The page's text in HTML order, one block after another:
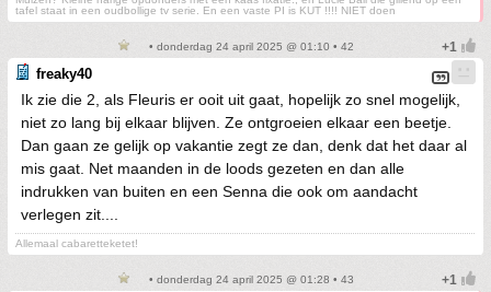
tafel staat in een oudbollige tv serie. En een vaste PI is KUT !!!! NIET doen
• donderdag 24 april 2025 @ 01:10 • 42
freaky40
Ik zie die 2, als Fleuris er ooit uit gaat, hopelijk zo snel mogelijk,
niet zo lang bij elkaar blijven. Ze ontgroeien elkaar een beetje.
Dan gaan ze gelijk op vakantie zegt ze dan, denk dat het daar al
mis gaat. Net maanden in de loods gezeten en dan alle
indrukken van buiten en een Senna die ook om aandacht
verlegen zit....
Allemaal cabaretteketet!
• donderdag 24 april 2025 @ 01:28 • 43